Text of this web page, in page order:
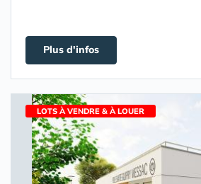
Plus d'infos
LOTS À VENDRE & À LOUER